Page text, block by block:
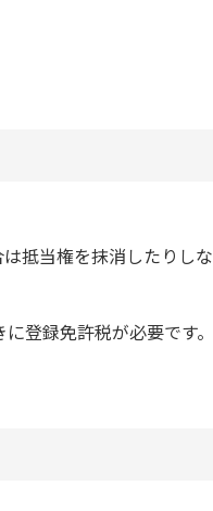
抵当権を抹消したりしな
登録免許税が必要です。